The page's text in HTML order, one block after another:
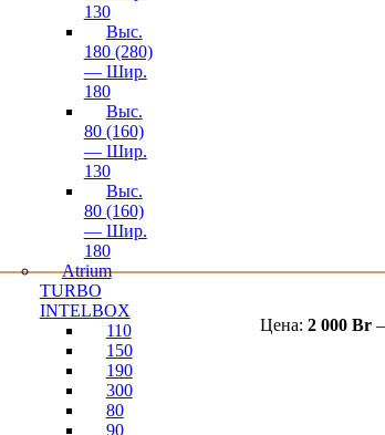
130
Выс.
180 (280)
— Шир.
180
Выс.
80 (160)
— Шир.
130
Выс.
80 (160)
— Шир.
180
Atrium
TURBO
INTELBOX
110
150
190
300
80
90
Цена:2 000 Br